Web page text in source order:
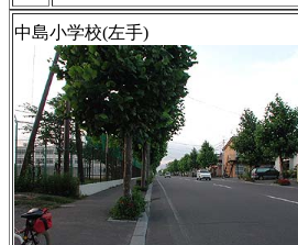
中島小学校(左手)